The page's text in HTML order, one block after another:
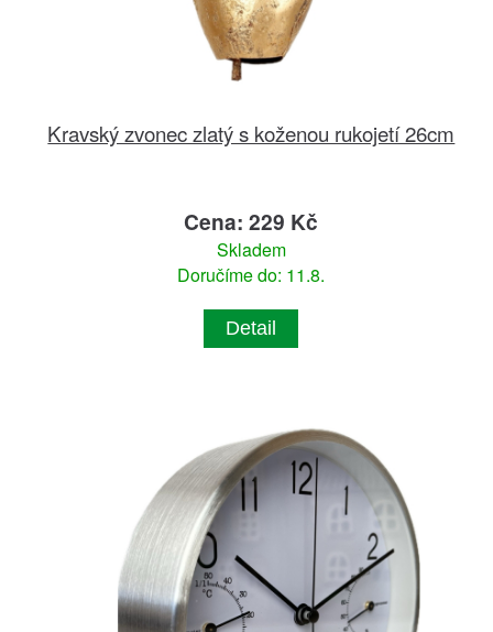
Kravský zvonec zlatý s koženou rukojetí 26cm
Cena: 229 Kč
Skladem
Doručíme do: 11.8.
Detail